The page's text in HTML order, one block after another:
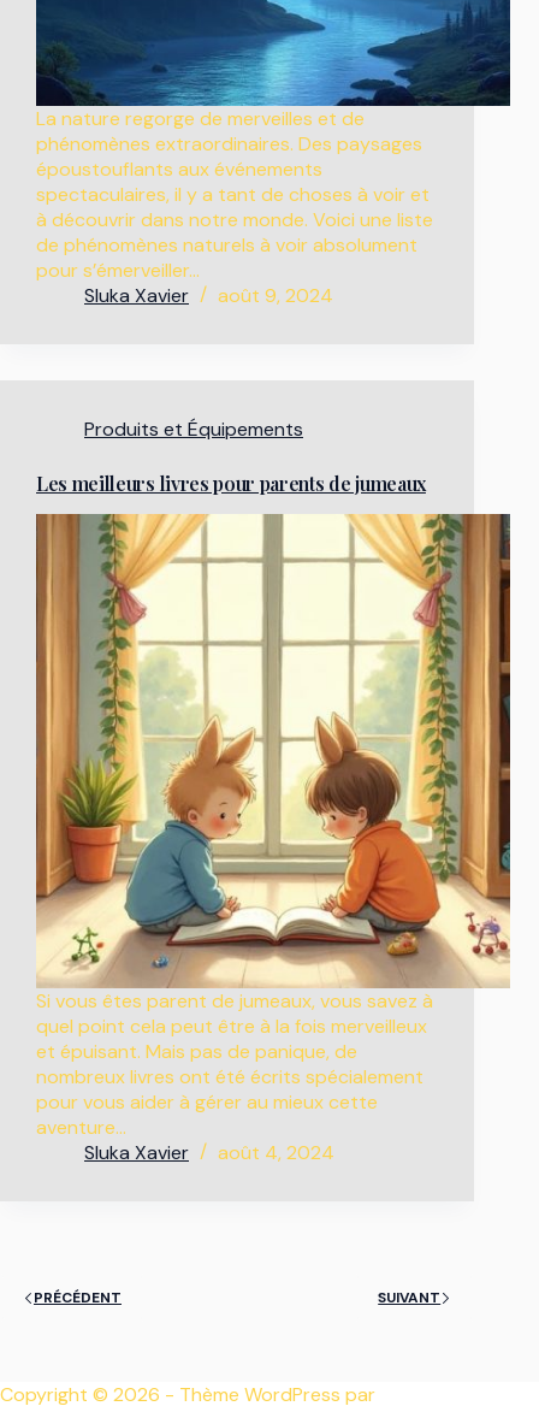
La nature regorge de merveilles et de
phénomènes extraordinaires. Des paysages
époustouflants aux événements
spectaculaires, il y a tant de choses à voir et
à découvrir dans notre monde. Voici une liste
de phénomènes naturels à voir absolument
pour s’émerveiller…
Sluka Xavier
août 9, 2024
Produits et Équipements
Les meilleurs livres pour parents de jumeaux
Si vous êtes parent de jumeaux, vous savez à
quel point cela peut être à la fois merveilleux
et épuisant. Mais pas de panique, de
nombreux livres ont été écrits spécialement
pour vous aider à gérer au mieux cette
aventure…
Sluka Xavier
août 4, 2024
PRÉCÉDENT SUIVANT
Copyright © 2026 - Thème WordPress par